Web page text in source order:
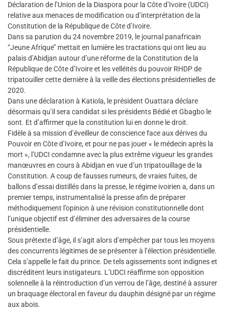
Déclaration de l’Union de la Diaspora pour la Côte d’Ivoire (UDCI)
relative aux menaces de modification ou d’interprétation de la
Constitution de la République de Côte d’Ivoire.
Dans sa parution du 24 novembre 2019, le journal panafricain
‘’Jeune Afrique’’ mettait en lumière les tractations qui ont lieu au
palais d’Abidjan autour d’une réforme de la Constitution de la
République de Côte d’Ivoire et les velléités du pouvoir RHDP de
tripatouiller cette dernière à la veille des élections présidentielles de
2020.
Dans une déclaration à Katiola, le président Ouattara déclare
désormais qu’il sera candidat si les présidents Bédié et Gbagbo le
sont. Et d’affirmer que la constitution lui en donne le droit.
Fidèle à sa mission d’éveilleur de conscience face aux dérives du
Pouvoir en Côte d’Ivoire, et pour ne pas jouer « le médecin après la
mort », l’UDCI condamne avec la plus extrême vigueur les grandes
manœuvres en cours à Abidjan en vue d’un tripatouillage de la
Constitution. A coup de fausses rumeurs, de vraies fuites, de
ballons d’essai distillés dans la presse, le régime ivoirien a, dans un
premier temps, instrumentalisé la presse afin de préparer
méthodiquement l’opinion à une révision constitutionnelle dont
l’unique objectif est d’éliminer des adversaires de la course
présidentielle.
Sous prétexte d’âge, il s’agit alors d’empêcher par tous les moyens
des concurrents légitimes de se présenter à l’élection présidentielle.
Cela s’appelle le fait du prince. De tels agissements sont indignes et
discréditent leurs instigateurs. L’UDCI réaffirme son opposition
solennelle à la réintroduction d’un verrou de l’âge, destiné à assurer
un braquage électoral en faveur du dauphin désigné par un régime
aux abois.